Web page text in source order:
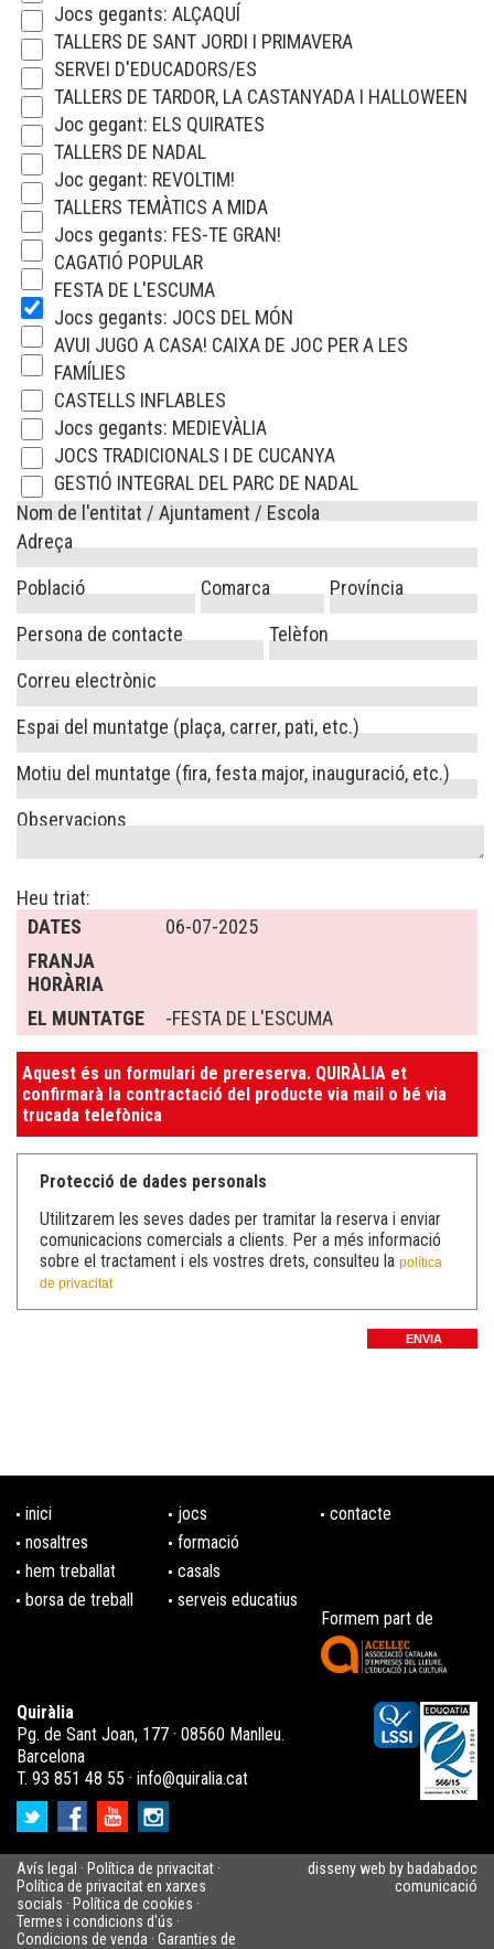
Jocs gegants: ALÇAQUÍ
TALLERS DE SANT JORDI I PRIMAVERA
SERVEI D'EDUCADORS/ES
TALLERS DE TARDOR, LA CASTANYADA I HALLOWEEN
Joc gegant: ELS QUIRATES
TALLERS DE NADAL
Joc gegant: REVOLTIM!
TALLERS TEMÀTICS A MIDA
Jocs gegants: FES-TE GRAN!
CAGATIÓ POPULAR
FESTA DE L'ESCUMA
Jocs gegants: JOCS DEL MÓN
AVUI JUGO A CASA! CAIXA DE JOC PER A LES
FAMÍLIES
CASTELLS INFLABLES
Jocs gegants: MEDIEVÀLIA
JOCS TRADICIONALS I DE CUCANYA
GESTIÓ INTEGRAL DEL PARC DE NADAL
Nom de l'entitat / Ajuntament / Escola
Adreça
Població
Comarca
Província
Persona de contacte
Telèfon
Correu electrònic
Espai del muntatge (plaça, carrer, pati, etc.)
Motiu del muntatge (fira, festa major, inauguració, etc.)
Observacions
Heu triat:
DATES
06-07-2025
FRANJA
HORÀRIA
EL MUNTATGE
-FESTA DE L'ESCUMA
Aquest és un formulari de prereserva. QUIRÀLIA et
confirmarà la contractació del producte via mail o bé via
trucada telefònica
Protecció de dades personals
Utilitzarem les seves dades per tramitar la reserva i enviar
comunicacions comercials a clients. Per a més informació
sobre el tractament i els vostres drets, consulteu la política
de privacitat
inici
nosaltres
hem treballat
borsa de treball
jocs
formació
casals
serveis educatius
contacte
Formem part de
Quiràlia
Pg. de Sant Joan, 177 · 08560 Manlleu.
Barcelona
T. 93 851 48 55 · info@quiralia.cat
Avís legal · Política de privacitat ·
Política de privacitat en xarxes
socials · Política de cookies ·
Termes i condicions d'ús ·
Condicions de venda · Garanties de
disseny web by badabadoc
comunicació